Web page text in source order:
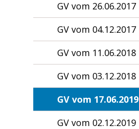
GV vom 26.06.2017
GV vom 04.12.2017
GV vom 11.06.2018
GV vom 03.12.2018
GV vom 17.06.2019
GV vom 02.12.2019